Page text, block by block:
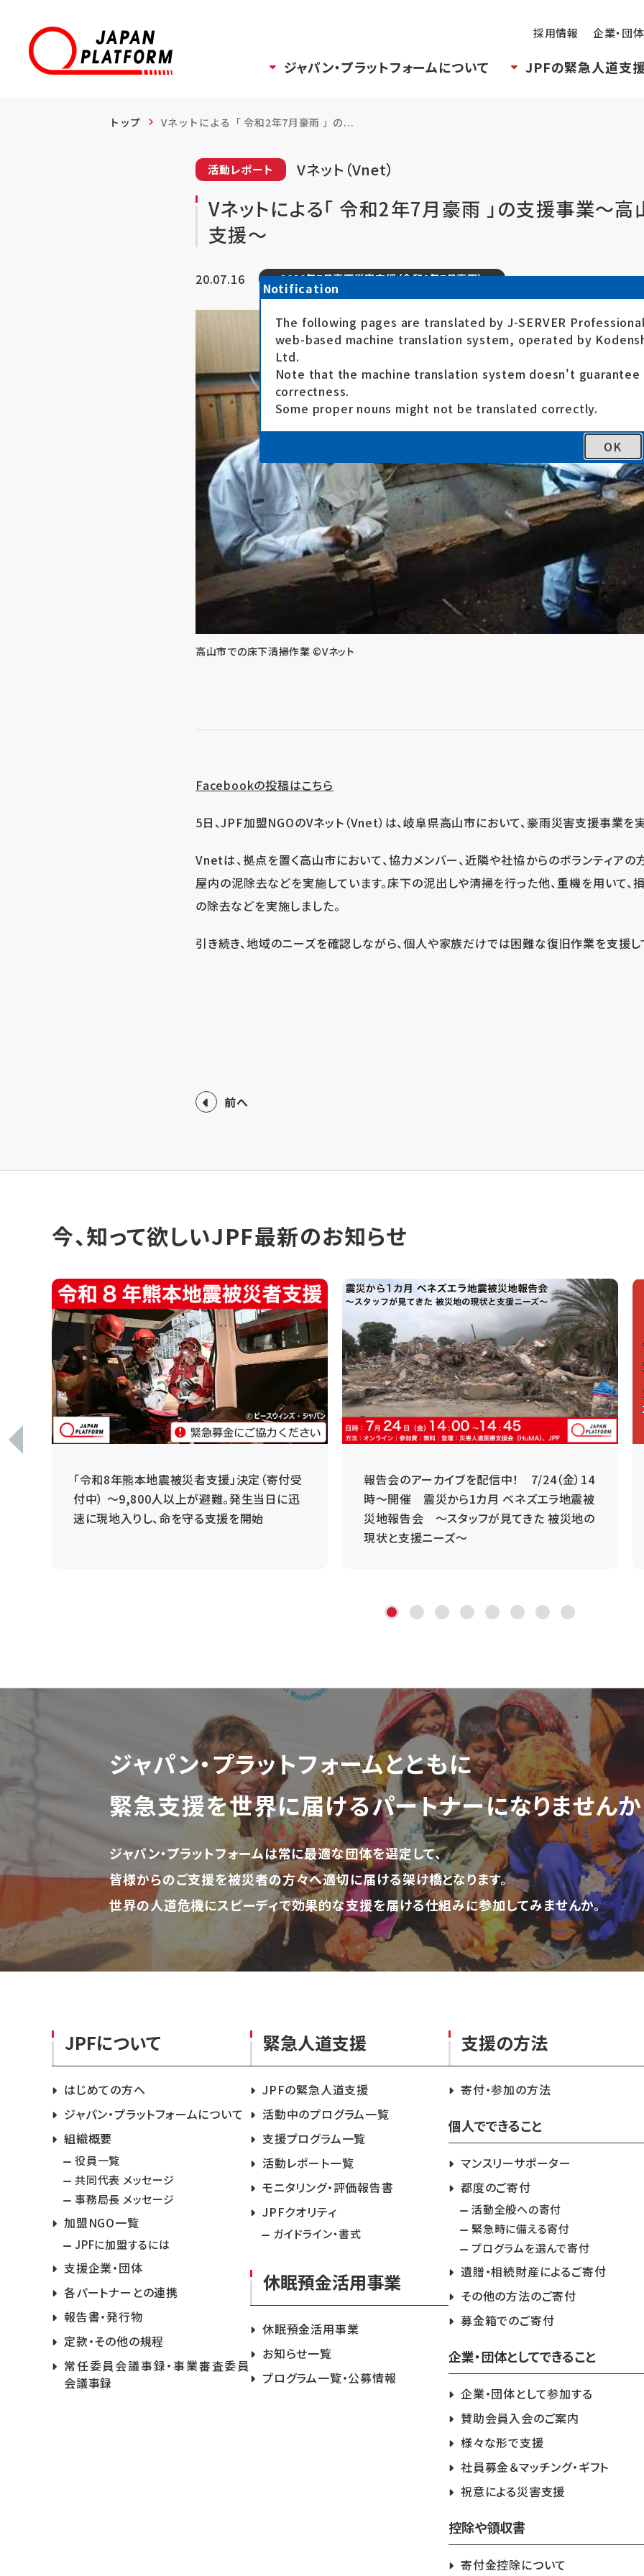
採用情報 企業・団
ジャパン・プラットフォームについて JPFの緊急人道支
トップ Vネットによる「 令和2年7月豪雨 」の...
活動レポート Vネット（Vnet）
Vネットによる「 令和2年7月豪雨 」の支援事業～
支援～
20.07.16 2020年7月豪雨災害支援（令和2年7月豪雨）
高山市での床下清掃作業 ©Vネット
Facebookの投稿はこちら
5日、JPF加盟NGOのVネット（Vnet）は、岐阜県高山市において、豪雨災害支援事業を
Vnetは、拠点を置く高山市において、協力メンバー、近隣や社協からのボランティアの
屋内の泥除去などを実施しています。床下の泥出しや清掃を行った他、重機を用いて、
の除去などを実施しました。
引き続き、地域のニーズを確認しながら、個人や家族だけでは困難な復旧作業を支援し
前へ
今、知って欲しいJPF最新のお知らせ
「令和8年熊本地震被災者支援」決定（寄付受
付中） ～9,800人以上が避難。発生当日に迅
速に現地入りし、命を守る支援を開始
報告会のアーカイブを配信中！ 7/24（金）14
時～開催 震災から1カ月 ベネズエラ地震被
災地報告会 ～スタッフが見てきた 被災地の
現状と支援ニーズ～
ジャパン・プラットフォームとともに
緊急支援を世界に届けるパートナーになりませんか
ジャパン・プラットフォームは常に最適な団体を選定して、
皆様からのご支援を被災者の方々へ適切に届ける架け橋となります。
世界の人道危機にスピーディで効果的な支援を届ける仕組みに参加してみませんか。
JPFについて
はじめての方へ
ジャパン・プラットフォームについて
組織概要
役員一覧
共同代表 メッセージ
事務局長 メッセージ
加盟NGO一覧
JPFに加盟するには
支援企業・団体
各パートナーとの連携
報告書・発行物
定款・その他の規程
常任委員会議事録・事業審査委員
会議事録
緊急人道支援
JPFの緊急人道支援
活動中のプログラム一覧
支援プログラム一覧
活動レポート一覧
モニタリング・評価報告書
JPFクオリティ
ガイドライン・書式
休眠預金活用事業
休眠預金活用事業
お知らせ一覧
プログラム一覧・公募情報
支援の方法
寄付・参加の方法
個人でできること
マンスリーサポーター
都度のご寄付
活動全般への寄付
緊急時に備える寄付
プログラムを選んで寄付
遺贈・相続財産によるご寄付
その他の方法のご寄付
募金箱でのご寄付
企業・団体としてできること
企業・団体として参加する
賛助会員入会のご案内
様々な形で支援
社員募金＆マッチング・ギフト
祝意による災害支援
控除や領収書
寄付金控除について
Notification
The following pages are translated by J-SERVER
web-based machine translation system, operated by
Ltd.
Note that the machine translation system doesn't guarantee
correctness.
Some proper nouns might not be translated correctly.
OK